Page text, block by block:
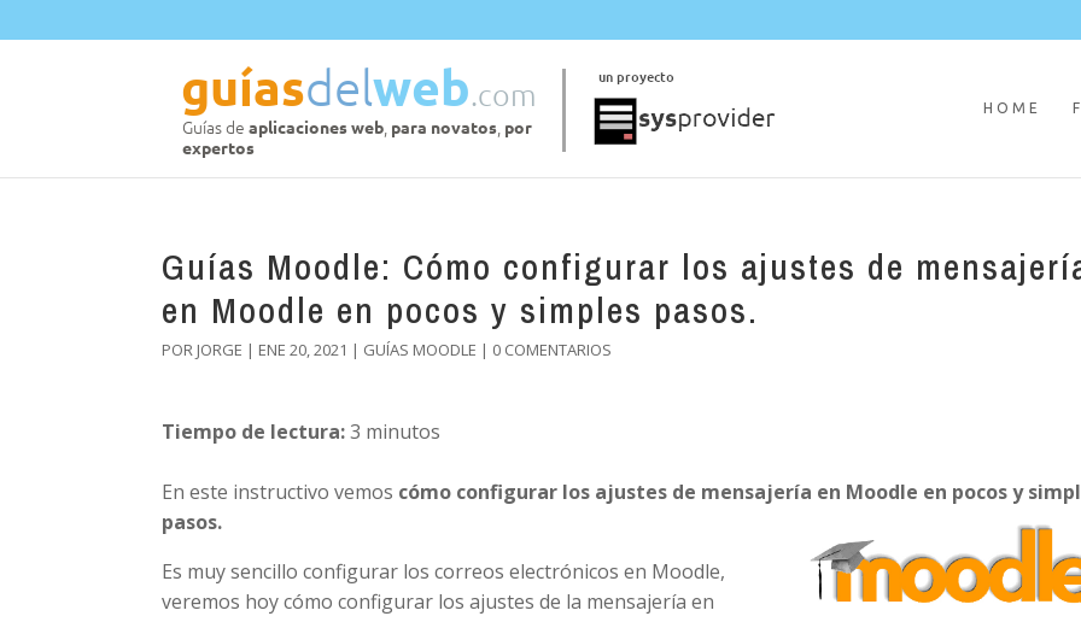
HOME
Guías Moodle: Cómo configurar los ajustes de
en Moodle en pocos y simples pasos.
POR JORGE | ENE 20, 2021 | GUÍAS MOODLE | 0 COMENTARIOS
Tiempo de lectura: 3 minutos
En este instructivo vemos cómo configurar los ajustes de mensajería en Moodle en pocos y
pasos.
Es muy sencillo configurar los correos electrónicos en Moodle,
veremos hoy cómo configurar los ajustes de la mensajería en